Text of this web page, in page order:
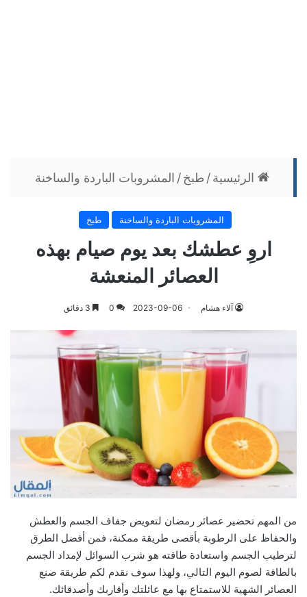
الرئيسية / طبخ / المشروبات الباردة والساخنة
المشروبات الباردة والساخنة طبخ
اروِ عطشك بعد يوم صيام بهذه
العصائر المنعشة
آلاء هشام 2023-09-06
0
من المهم تحضير عصائر رمضان لتعويض جفاف الجسم والعطش
والحفاظ على الرطوبة بأقصى طريقة ممكنة، فمن أفضل الطرق
لترطيب الجسم واستعادة طاقته هو شرب السوائل لإمداد الجسم
بالطاقة لصوم اليوم التالي، ولهذا سوف نقدم لكم طريقة صنع
العصائر الشهية للاستمتاع بها مع عائلتك وأقاربك وأصدقائك.